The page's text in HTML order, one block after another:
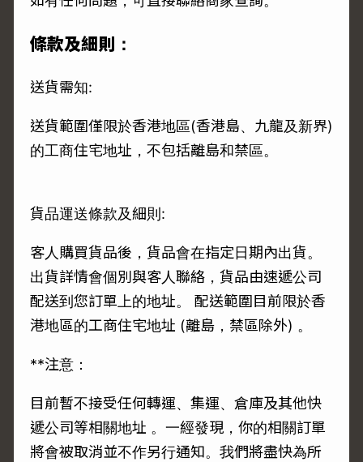
條款及細則：
送貨需知:
送貨範圍僅限於香港地區(香港島、九龍及新界)
的工商住宅地址，不包括離島和禁區。
貨品運送條款及細則:
客人購買貨品後，貨品會在指定日期內出貨。
出貨詳情會個別與客人聯絡，貨品由速遞公司
配送到您訂單上的地址。 配送範圍目前限於香
港地區的工商住宅地址 (離島，禁區除外) 。
**注意：
目前暫不接受任何轉運、集運、倉庫及其他快
遞公司等相關地址 。一經發現，你的相關訂單
將會被取消並不作另行通知。我們將盡快為所